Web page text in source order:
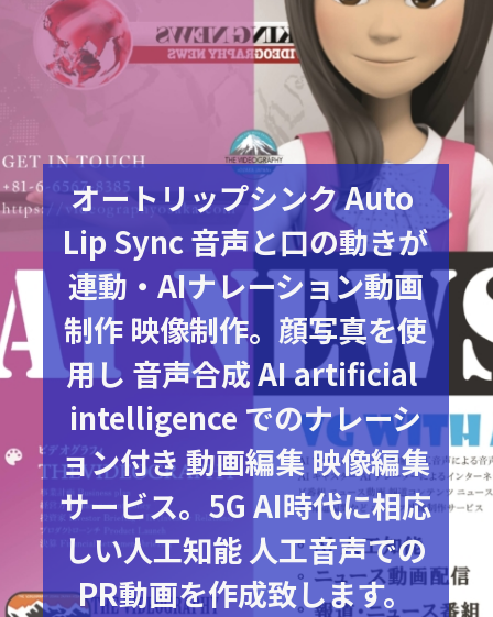
オートリップシンク Auto
Lip Sync 音声と口の動きが
連動・AIナレーション動画
制作 映像制作。顔写真を使
用し 音声合成 AI artificial
intelligence でのナレーシ
ョン付き 動画編集 映像編集
サービス。5G AI時代に相応
しい人工知能 人工音声での
PR動画を作成致します。